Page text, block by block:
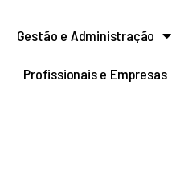
Gestão e Administração
Profissionais e Empresas